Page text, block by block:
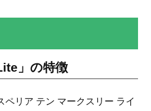
」の特徴
ペリア テン マークスリー ライ